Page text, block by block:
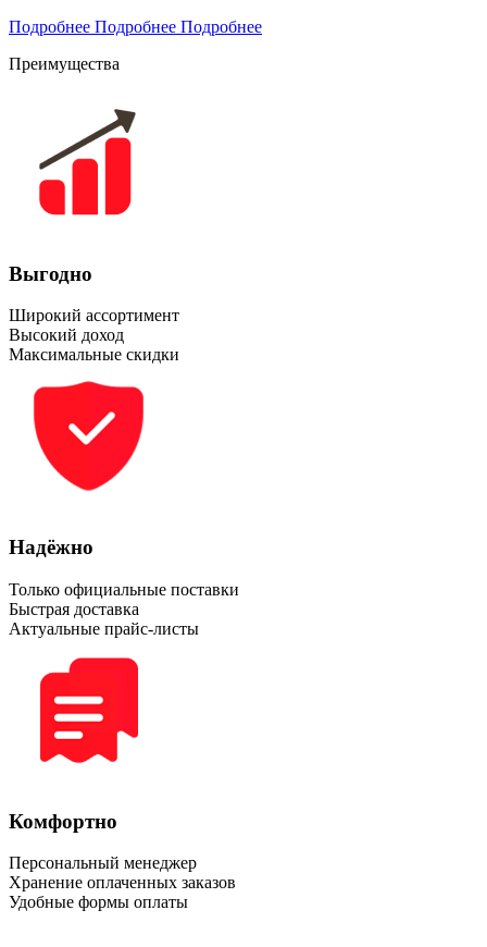
Подробнее Подробнее Подробнее
Преимущества
Выгодно
Широкий ассортимент
Высокий доход
Максимальные скидки
Надёжно
Только официальные поставки
Быстрая доставка
Актуальные прайс-листы
Комфортно
Персональный менеджер
Хранение оплаченных заказов
Удобные формы оплаты